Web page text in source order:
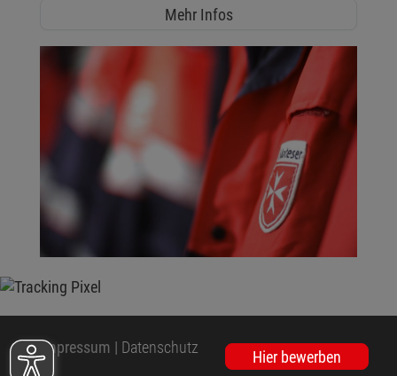
Hier bewerben
Mehr Infos
Impressum | Datenschutz